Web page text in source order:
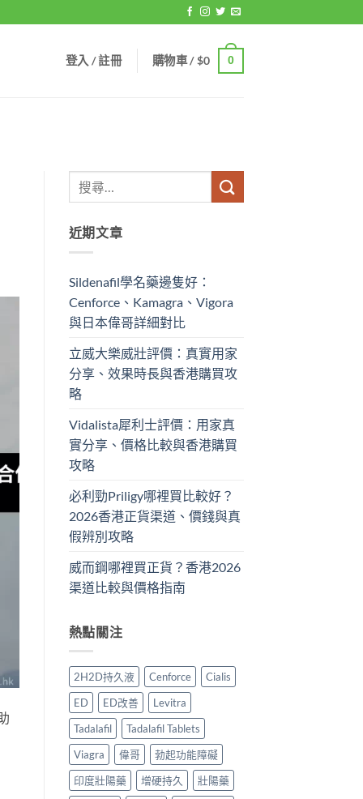
登入 / 註冊 購物車 /$0 0
近期文章
Sildenafil學名藥邊隻好：
Cenforce、Kamagra、Vigora
與日本偉哥詳細對比
立威大樂威壯評價：真實用家
分享、效果時長與香港購買攻
略
Vidalista犀利士評價：用家真
實分享、價格比較與香港購買
攻略
必利勁Priligy哪裡買比較好？
2026香港正貨渠道、價錢與真
假辨別攻略
威而鋼哪裡買正貨？香港2026
渠道比較與價格指南
熱點關注
2H2D持久液 Cenforce
Cialis
ED
ED改善
Levitra
Tadalafil
Tadalafil Tablets
Viagra
偉哥
勃起功能障礙
印度壯陽藥
增硬持久
壯陽藥